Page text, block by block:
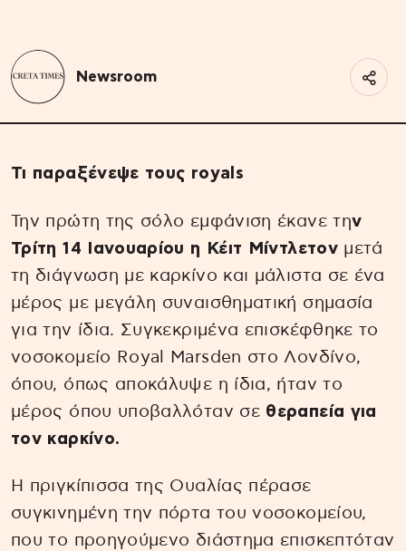
Newsroom
Τι παραξένεψε τους royals
Την πρώτη της σόλο εμφάνιση έκανε την
Τρίτη 14 Ιανουαρίου η Κέιτ Μίντλετονμετά
τη διάγνωση με καρκίνο και μάλιστα σε ένα
μέρος με μεγάλη συναισθηματική σημασία
για την ίδια. Συγκεκριμένα επισκέφθηκε το
νοσοκομείο Royal Marsden στο Λονδίνο,
όπου, όπως αποκάλυψε η ίδια, ήταν το
μέρος όπου υποβαλλόταν σε θεραπεία για
τον καρκίνο.
Η πριγκίπισσα της Ουαλίας πέρασε
συγκινημένη την πόρτα του νοσοκομείου,
που το προηγούμενο διάστημα επισκεπτόταν